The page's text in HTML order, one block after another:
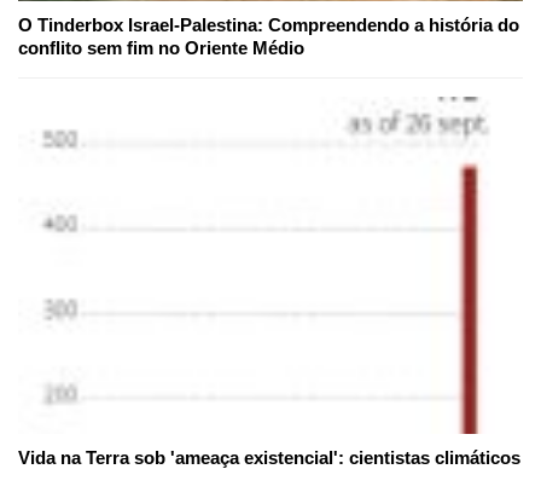
O Tinderbox Israel-Palestina: Compreendendo a história do
conflito sem fim no Oriente Médio
Vida na Terra sob 'ameaça existencial': cientistas climáticos